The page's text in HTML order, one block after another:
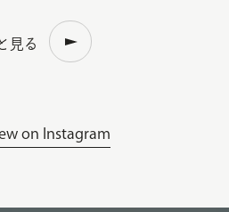
見る
on Instagram